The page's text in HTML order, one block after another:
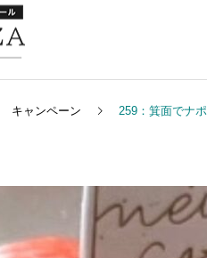
ジ
NEWS
キャンペーン 259：箕面でナ